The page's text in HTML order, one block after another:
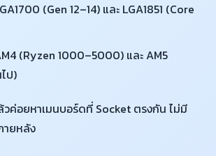
(Gen 12–14) และ LGA1851 (Core
(Ryzen 1000–5000) และ AM5
ป)
วค่อยหาเมนบอร์ดที่ Socket ตรงกัน ไม่มี
ายหลัง